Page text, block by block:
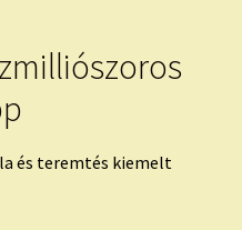
és teremtés kiemelt